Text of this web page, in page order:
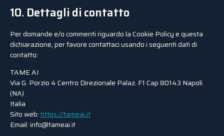
10. Dettagli di contatto
Per domande e/o commenti riguardo la Cookie Policy e questa
dichiarazione, per favore contattaci usando i seguenti dati di
contatto:
TAME AI
Via G. Porzio 4 Centro Direzionale Palaz. F1 Cap 80143 Napoli
(NA)
Italia
Sito web: https://tameai.it
Email:info@tameai.it